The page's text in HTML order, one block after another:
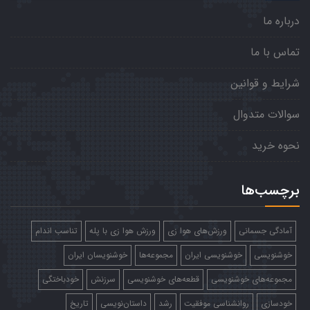
درباره ما
تماس با ما
شرایط و قوانین
سوالات متدوال
نحوه خرید
برچسب‌ها
آمادگی جسمانی ورزش‌های هوا زی ورزش هوا زی با پله
تناسب اندام
خوشنویسی
خوشنویسی ایران مجموعه‌ها
خوشنویسان ایران
مجموعه‌های خوشنویسی
قطعه‌های خوشنویسی سرزنش
خودباختگی
خودسازی
روانشناسی موفقیت رشد داستان‌نویسی تاریخ